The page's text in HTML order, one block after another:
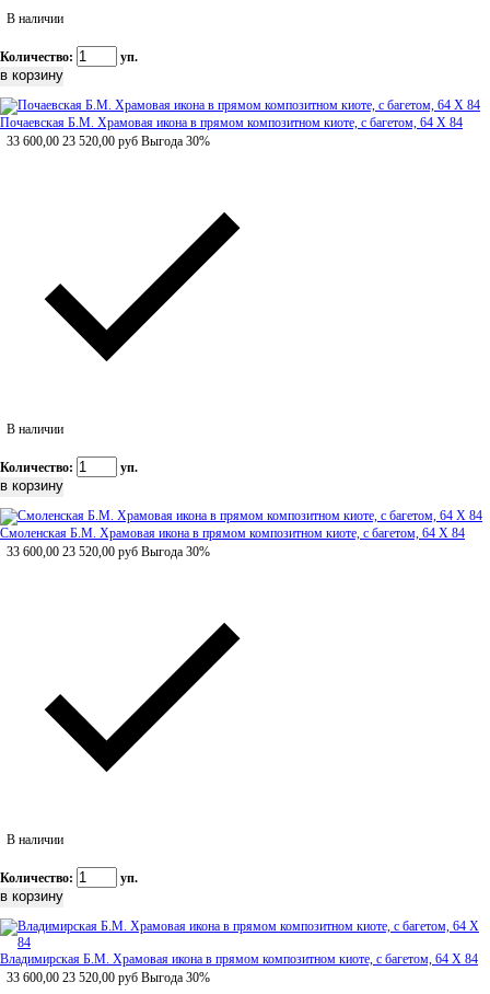
В наличии
Количество: уп.
Почаевская Б.М. Храмовая икона в прямом композитном киоте, с багетом, 64 Х 84
33 600,00 23 520,00 руб Выгода 30%
В наличии
Количество: уп.
Смоленская Б.М. Храмовая икона в прямом композитном киоте, с багетом, 64 Х 84
33 600,00 23 520,00 руб Выгода 30%
В наличии
Количество: уп.
Владимирская Б.М. Храмовая икона в прямом композитном киоте, с багетом, 64 Х 84
33 600,00 23 520,00 руб Выгода 30%